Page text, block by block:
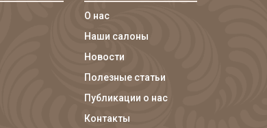
О нас
Наши салоны
Новости
Полезные статьи
Публикации о нас
Контакты